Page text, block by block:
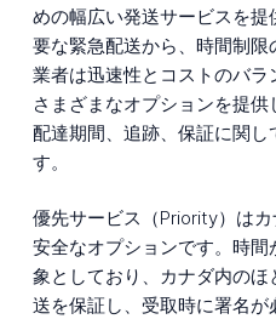
めの幅広い発送サービスを
要な緊急配送から、時間制
業者は迅速性とコストのバ
さまざまなオプションを提供
配達期間、追跡、保証に関し
す。
優先サービス（Priority）は
安全なオプションです。時
象としており、カナダ内の
送を保証し、受取時に署名